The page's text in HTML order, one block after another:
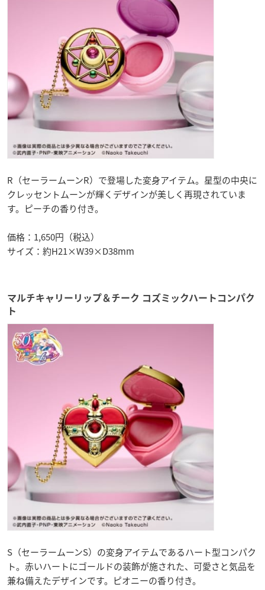
R（セーラームーンR）で登場した変身アイテム。星型の中央に
クレッセントムーンが輝くデザインが美しく再現されていま
す。ピーチの香り付き。
価格：1,650円（税込）
サイズ：約H21×W39×D38mm
マルチキャリーリップ＆チーク コズミックハートコンパク
ト
S（セーラームーンS）の変身アイテムであるハート型コンパク
ト。赤いハートにゴールドの装飾が施された、可愛さと気品を
兼ね備えたデザインです。ピオニーの香り付き。